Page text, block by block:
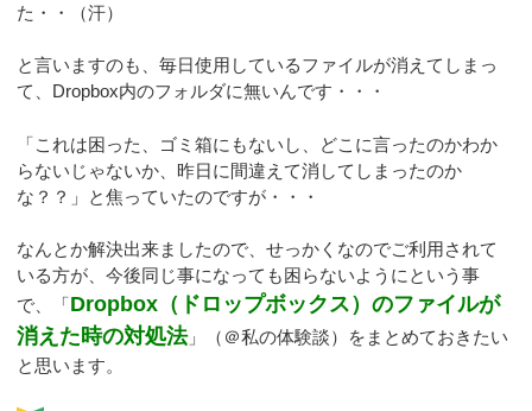
た・・（汗）
と言いますのも、毎日使用しているファイルが消えてしまっ
て、Dropbox内のフォルダに無いんです・・・
「これは困った、ゴミ箱にもないし、どこに言ったのかわか
らないじゃないか、昨日に間違えて消してしまったのか
な？？」と焦っていたのですが・・・
なんとか解決出来ましたので、せっかくなのでご利用されて
いる方が、今後同じ事になっても困らないようにという事
で、「 Dropbox（ドロップボックス）のファイルが
消えた時の対処法」（＠私の体験談）をまとめておきたい
と思います。